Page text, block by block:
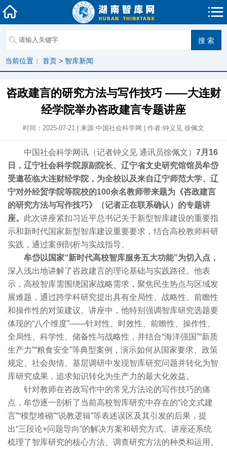
当前位置： 首页 > 智库新闻
咨政建言的研究方法与写作技巧 ——大连财
经学院举办咨政建言专题讲座
时间：2025-07-21 | 来源:中国社会科学网 | 作者:钟义见 徐佩文
中国社会科学网讯（记者钟义见 通讯员徐佩文） 7月16
日，辽宁社会科学院原副院长、辽宁省文史研究馆馆员牟岱
受邀莅临大连财经学院，为全校以及来自辽宁师范大学、辽
宁对外经贸学院等院校的100余名教师带来题为《咨政建言
的研究方法与写作技巧》（记者正在联系确认）的专题讲
座。 此次讲座紧扣习近平总书记关于新型智库建设的重要指
示和新时代国家新型智库建设重要要求，结合高校教师科研
实践，通过案例剖析与实战指导。
牟岱以国家“新时代高校智库服务五大功能”为切入点，
深入浅出地讲解了咨政建言的理论基础与实践路径。他表
示，高校智库需围绕国家战略需求，聚焦民生热点与区域发
展难题，通过跨学科研究提出具有全局性、战略性、前瞻性
和操作性的对策建议。讲座中，他特别强调智库研究选题要
体现的“八个维度”——针对性、时效性、前瞻性、操作性、
全局性、科学性、储备性与战略性，并结合“海洋强国”“新质
生产力”“粮食安全”等典型案例，演示如何从国家要求、政策
规定、社会舆情、基层调研中发现智库研究问题并转化为智
库研究成果，追求知识转化为生产力的最大化效益。
针对教师在咨政写作中的常见方法论的写作技巧的痛
点，牟岱逐一剖析了当前高校智库研究中存在的“论文式建
言”“模型堆砌”“说教逻辑”等表述误区及其引发的后果，提
出“三段论+问题导向”的解决方案和研究方式。讲座还系统
梳理了智库研究的核心方法、调查研究方法的种类和运用。